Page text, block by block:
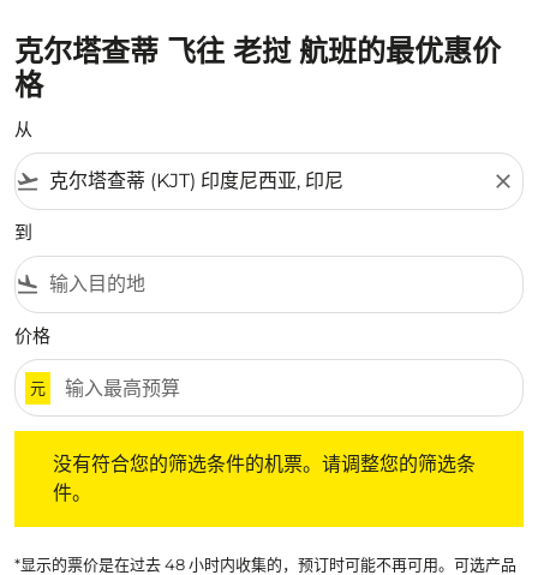
克尔塔查蒂 飞往 老挝 航班的最优惠价
格
从
flight_takeoff close
到
flight_land
价格
元
没有符合您的筛选条件的机票。请调整您的筛选条
件。
*显示的票价是在过去 48 小时内收集的，预订时可能不再可用。可选产品